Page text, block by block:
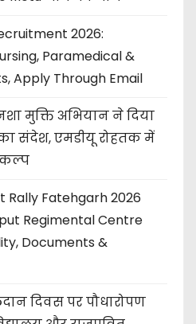
2026:
Paramedical &
Apply Through Email
मुक्ति अभियान ने दिया
संदेश, एमडीयू रोहतक में
Rally Fatehgarh 2026
Regimental Centre
Documents &
दिवस पर पौधारोपण